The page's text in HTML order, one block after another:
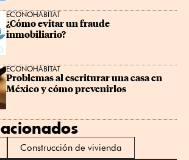
ECONOHÁBITAT
¿Cómo evitar un fraude
inmobiliario?
ECONOHÁBITAT
Problemas al escriturar una casa en
México y cómo prevenirlos
Construcción de vivienda